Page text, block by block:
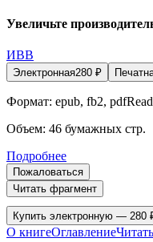
Увеличьте
ИВВ
Электронная280 ₽
Формат: epub, fb2,
Объем: 46 бумажных стр.
Подробнее
Пожаловаться
Читать фрагмент
Купить электронную — 280
О книгеОглавлениеЧитать